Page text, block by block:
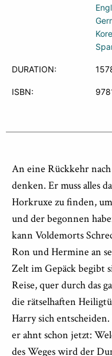
DURATION:
ISBN:
An eine Rückkehr
denken. Er muss alles
Horkruxe zu finden,
und der begonnen
kann Voldemorts
Ron und Hermine an
Zelt im Gepäck begibt
Reise, quer durch das
die rätselhaften
Harry sich
er ahnt schon jetzt:
des Weges wird der